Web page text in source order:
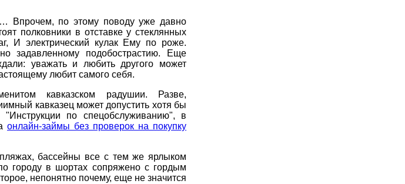
Впрочем, по этому поводу уже давно
полковники в отставке у стеклянных
И электрический кулак Ему по роже.
задавленному подобострастию. Еще
уважать и любить другого может
любит самого себя.
кавказском радушии. Разве,
кавказец может допустить хотя бы
по спецобслуживанию", в
онлайн-займы без проверок на покупку
бассейны все с тем же ярлыком
городу в шортах сопряжено с гордым
непонятно почему, еще не значится